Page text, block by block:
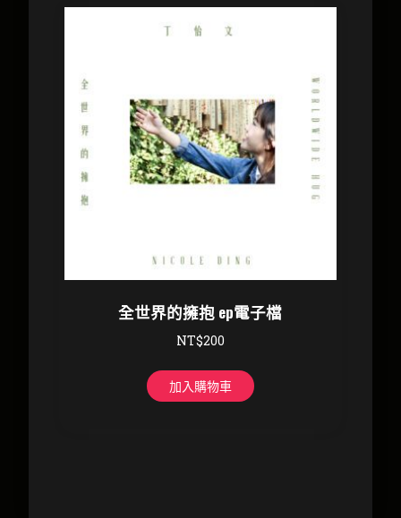
全世界的擁抱 ep電子檔
NT$200
加入購物車